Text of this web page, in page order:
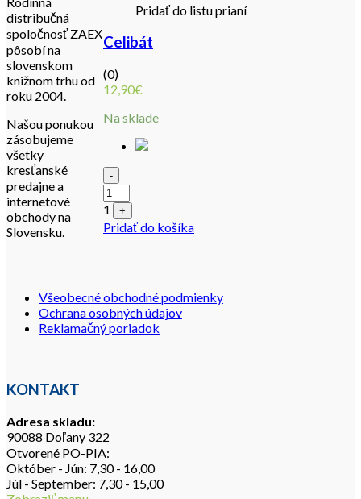
Pridať do listu prianí
Celibát
(0)
12,90€
Na sklade
Quantity
-
1 +
Pridať do košíka
distribučná
spoločnosť ZAEX
pôsobí na
slovenskom
knižnom trhu od
roku 2004.
Našou ponukou
zásobujeme
všetky
kresťanské
predajne a
internetové
obchody na
Slovensku.
Všeobecné obchodné podmienky
Ochrana osobných údajov
Reklamačný poriadok
KONTAKT
Adresa skladu:
90088 Doľany 322
Otvorené PO-PIA:
Október - Jún: 7,30 - 16,00
Júl - September: 7,30 - 15,00